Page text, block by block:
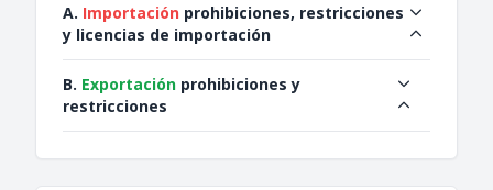
A. Importación prohibiciones, restricciones
y licencias de importación
B. Exportación prohibiciones y
restricciones